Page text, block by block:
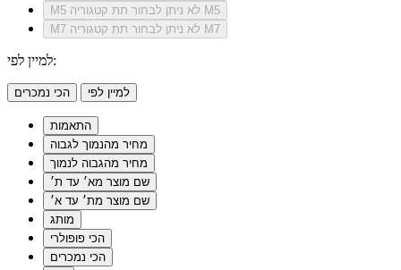
M5
לא ניתן לבחור תת קטגוריה M5
M7
לא ניתן לבחור תת קטגוריה M7
למיין לפי:
הכי נמכרים למיין לפי
התאמות
מחיר מהנמוך לגבוה
מחיר מהגבוה לנמוך
שם מוצר מא׳ עד ת׳
שם מוצר מת׳ עד א׳
מותג
הכי פופולרי
הכי נמכרים